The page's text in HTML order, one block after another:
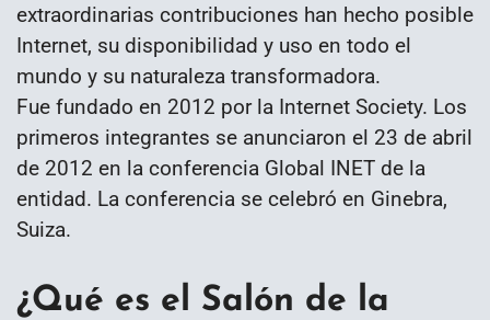
extraordinarias contribuciones han hecho posible
Internet, su disponibilidad y uso en todo el
mundo y su naturaleza transformadora.
Fue fundado en 2012 por la Internet Society. Los
primeros integrantes se anunciaron el 23 de abril
de 2012 en la conferencia Global INET de la
entidad. La conferencia se celebró en Ginebra,
Suiza.
¿Qué es el Salón de la